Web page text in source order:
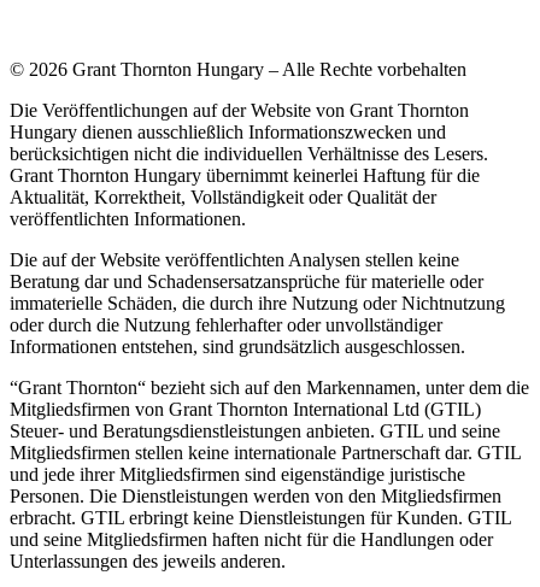
© 2026 Grant Thornton Hungary – Alle Rechte vorbehalten
Die Veröffentlichungen auf der Website von Grant Thornton
Hungary dienen ausschließlich Informationszwecken und
berücksichtigen nicht die individuellen Verhältnisse des Lesers.
Grant Thornton Hungary übernimmt keinerlei Haftung für die
Aktualität, Korrektheit, Vollständigkeit oder Qualität der
veröffentlichten Informationen.
Die auf der Website veröffentlichten Analysen stellen keine
Beratung dar und Schadensersatzansprüche für materielle oder
immaterielle Schäden, die durch ihre Nutzung oder Nichtnutzung
oder durch die Nutzung fehlerhafter oder unvollständiger
Informationen entstehen, sind grundsätzlich ausgeschlossen.
“Grant Thornton“ bezieht sich auf den Markennamen, unter dem die
Mitgliedsfirmen von Grant Thornton International Ltd (GTIL)
Steuer- und Beratungsdienstleistungen anbieten. GTIL und seine
Mitgliedsfirmen stellen keine internationale Partnerschaft dar. GTIL
und jede ihrer Mitgliedsfirmen sind eigenständige juristische
Personen. Die Dienstleistungen werden von den Mitgliedsfirmen
erbracht. GTIL erbringt keine Dienstleistungen für Kunden. GTIL
und seine Mitgliedsfirmen haften nicht für die Handlungen oder
Unterlassungen des jeweils anderen.